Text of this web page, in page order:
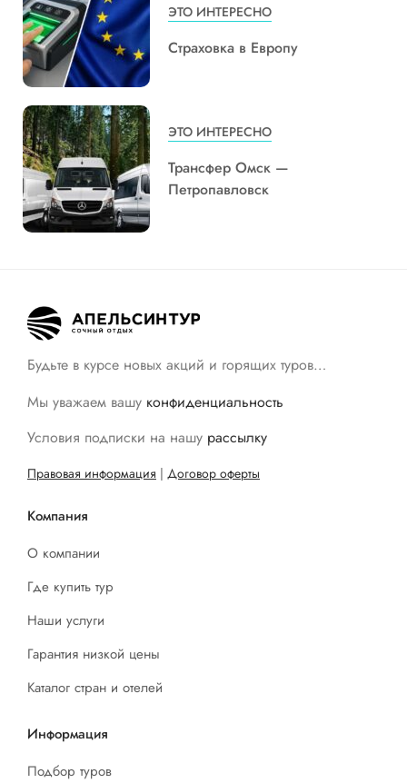
ЭТО ИНТЕРЕСНО
Страховка в Европу
ЭТО ИНТЕРЕСНО
Трансфер Омск —
Петропавловск
Будьте в курсе новых акций и горящих туров…
Мы уважаем вашу конфиденциальность
Условия подписки на нашу рассылку
Правовая информация | Договор оферты
Компания
О компании
Где купить тур
Наши услуги
Гарантия низкой цены
Каталог стран и отелей
Информация
Подбор туров